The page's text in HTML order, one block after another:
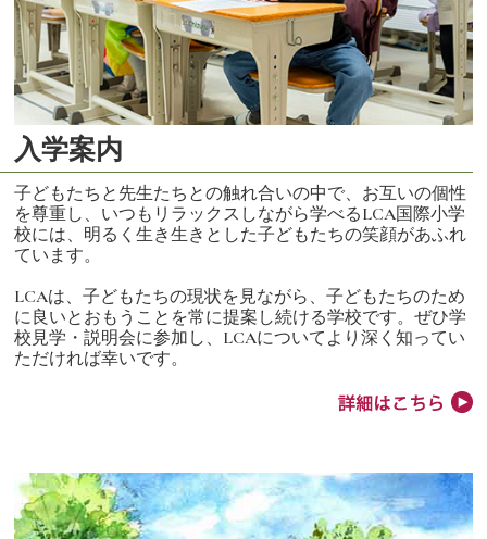
入学案内
子どもたちと先生たちとの触れ合いの中で、お互いの個性
を尊重し、いつもリラックスしながら学べるLCA国際小学
校には、明るく生き生きとした子どもたちの笑顔があふれ
ています。
LCAは、子どもたちの現状を見ながら、子どもたちのため
に良いとおもうことを常に提案し続ける学校です。ぜひ学
校見学・説明会に参加し、LCAについてより深く知ってい
ただければ幸いです。